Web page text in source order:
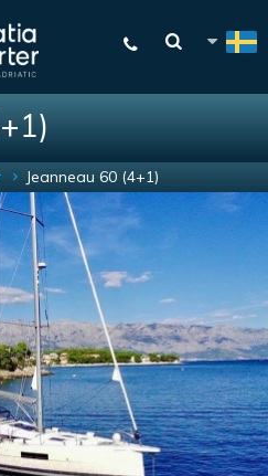
Jeanneau 60 (4+1)